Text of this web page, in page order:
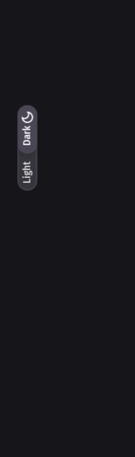
Light
Dark
Light
Dark